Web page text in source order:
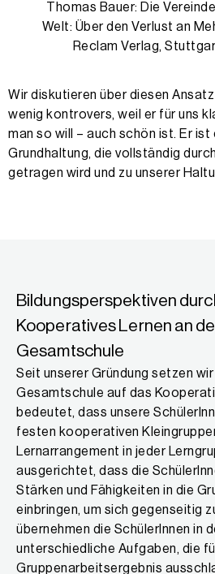
Thomas Bauer: Die
Welt: Über den Verlust an
Reclam Verlag,
Wir diskutieren über diesen
wenig kontrovers, weil er für uns
man so will – auch schön ist. Er
Grundhaltung, die vollständig
getragen wird und zu unserer
Bildungsperspektiven
Kooperatives Lernen an
Gesamtschule
Seit unserer Gründung setzen
Gesamtschule auf das
bedeutet, dass unsere
festen kooperativen
Lernarrangement in jeder
ausgerichtet, dass die
Stärken und Fähigkeiten in die
einbringen, um sich gegenseitig
übernehmen die SchülerInnen in
unterschiedliche Aufgaben, die
Gruppenarbeitsergebnis